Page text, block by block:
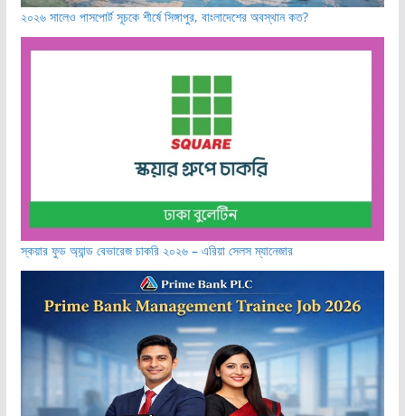
২০২৬ সালেও পাসপোর্ট সূচকে শীর্ষে সিঙ্গাপুর, বাংলাদেশের অবস্থান কত?
স্কয়ার ফুড অ্যান্ড বেভারেজ চাকরি ২০২৬ – এরিয়া সেলস ম্যানেজার